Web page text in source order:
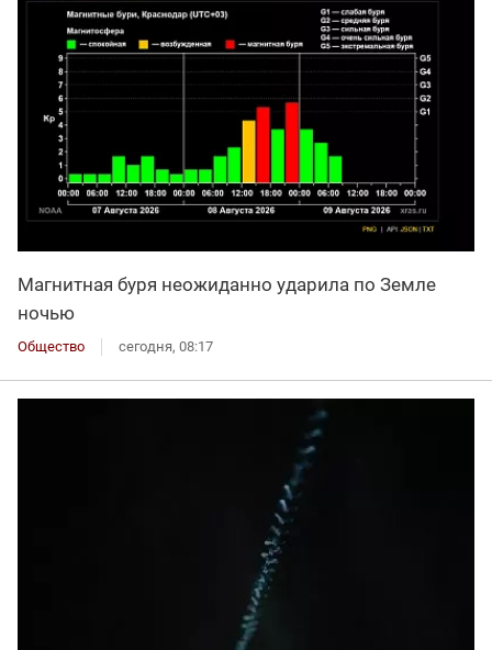
Магнитная буря неожиданно ударила по Земле
ночью
Общество сегодня, 08:17